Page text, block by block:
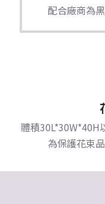
配合廠商為
體積30L*30W*40H
為保護花束